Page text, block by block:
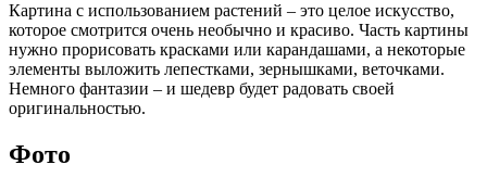
Картина с использованием растений – это целое искусство,
которое смотрится очень необычно и красиво. Часть картины
нужно прорисовать красками или карандашами, а некоторые
элементы выложить лепестками, зернышками, веточками.
Немного фантазии – и шедевр будет радовать своей
оригинальностью.
Фото